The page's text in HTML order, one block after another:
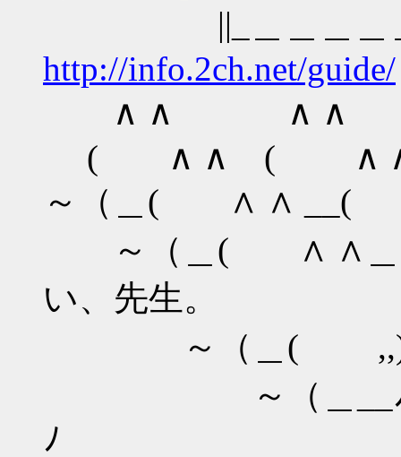
||_＿＿＿＿
http://info.2ch.net/guide/
∧ ∧ ∧ ∧ ∧
( ∧ ∧ (
～（＿( ∧ ∧
～（＿( ∧ ∧
い、先生。
～（＿( ,,)～
～（＿__ﾉ
ﾉ